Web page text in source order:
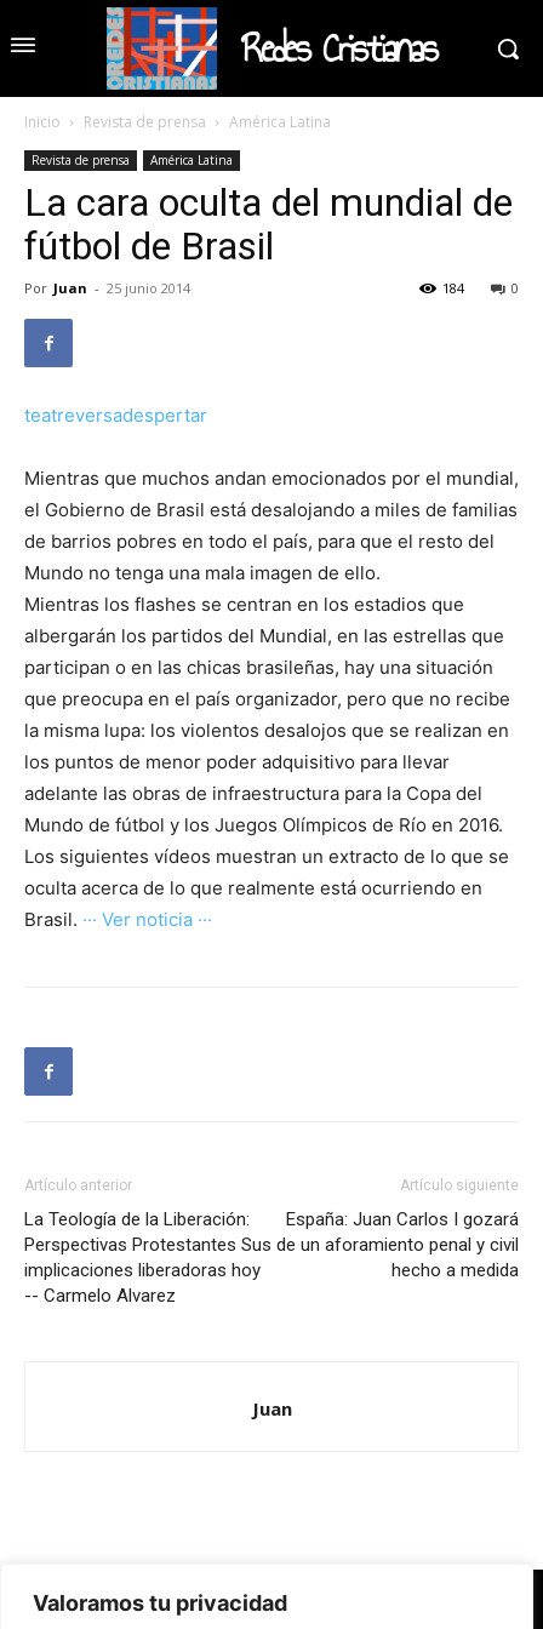
Valoramos tu privacidad
Redes Cristianas
Inicio Revista de prensa América Latina
Revista de prensa América Latina
La cara oculta del mundial de
fútbol de Brasil
Por Juan - 25 junio 2014 0
184
teatreversadespertar
Mientras que muchos andan emocionados por el mundial,
el Gobierno de Brasil está desalojando a miles de familias
de barrios pobres en todo el país, para que el resto del
Mundo no tenga una mala imagen de ello.
Mientras los flashes se centran en los estadios que
albergarán los partidos del Mundial, en las estrellas que
participan o en las chicas brasileñas, hay una situación
que preocupa en el país organizador, pero que no recibe
la misma lupa: los violentos desalojos que se realizan en
los puntos de menor poder adquisitivo para llevar
adelante las obras de infraestructura para la Copa del
Mundo de fútbol y los Juegos Olímpicos de Río en 2016.
Los siguientes vídeos muestran un extracto de lo que se
oculta acerca de lo que realmente está ocurriendo en
Brasil. ··· Ver noticia ···
Artículo anterior
La Teología de la Liberación:
Perspectivas Protestantes Sus
implicaciones liberadoras hoy
-- Carmelo Alvarez
Artículo siguiente
España: Juan Carlos I gozará
de un aforamiento penal y civil
hecho a medida
Juan
Redes Cristianas